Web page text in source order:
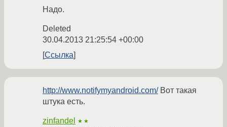
Надо.
Deleted
30.04.2013 21:25:54 +00:00
Ссылка
http://www.notifymyandroid.com/Вот такая
штука есть.
zinfandel ★★